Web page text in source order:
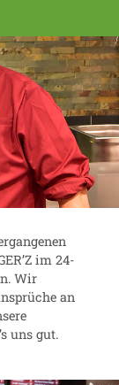
im 24-
Wir
an
uns gut.